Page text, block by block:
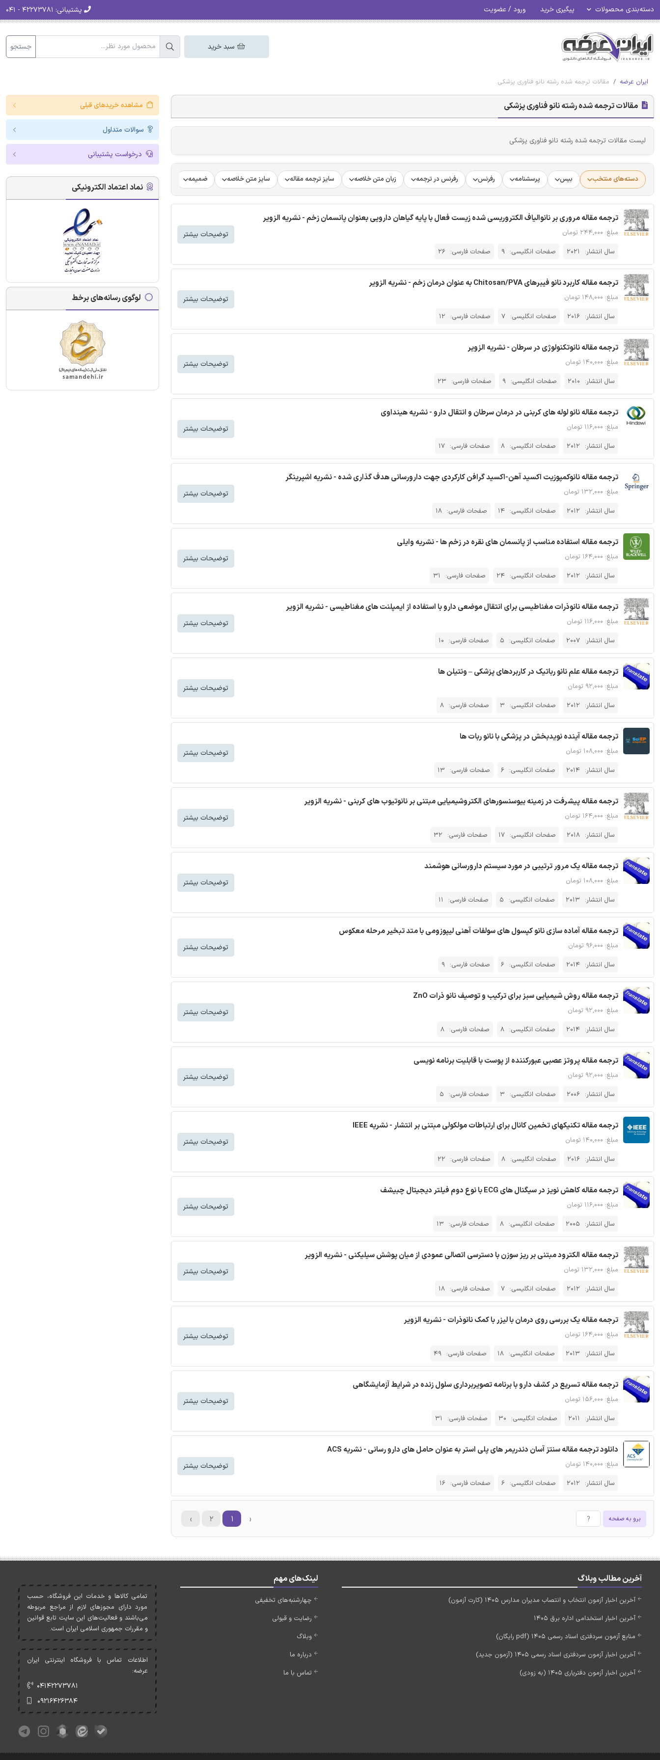
دسته‌بندی محصولات پیگیری خرید ورود / عضویت پشتیبانی:
سبد خرید جستجو
ایران عرضه مقالات ترجمه شده رشته نانو فناوری پزشکی
مقالات ترجمه شده رشته نانو فناوری پزشکی
لیست مقالات ترجمه شده رشته نانو فناوری پزشکی
دسته‌های منتخب بیس پرسشنامه رفرنس رفرنس در ترجمه زبان متن خلاصه سایز ترجمه مقاله سایز متن خلاصه ضمیمه فرضیه فرمت ترجمه مقاله فرمت مقاله انگلیسی
ترجمه مقاله مروری بر نانوالیاف الکتروریسی شده زیست فعال با پایه گیاهان دارویی بعنوان پانسمان زخم - نشریه الزویر
مبلغ: ۲۴۴,۰۰۰ تومان
سال انتشار:
2021 صفحات انگلیسی: 9 صفحات فارسی: 26
توضیحات بیشتر
ترجمه مقاله کاربرد نانو فیبرهای Chitosan/PVA به عنوان درمان زخم - نشریه الزویر
مبلغ: ۱۴۸,۰۰۰ تومان
سال انتشار: 2016 صفحات انگلیسی: 7 صفحات فارسی: 12
توضیحات بیشتر
ترجمه مقاله نانوتکنولوژی در سرطان - نشریه الزویر
مبلغ: ۱۴۰,۰۰۰ تومان
سال انتشار: 2010 صفحات انگلیسی: 9 صفحات فارسی: 23
توضیحات بیشتر
ترجمه مقاله نانو لوله های کربنی در درمان سرطان و انتقال دارو - نشریه هینداوی
مبلغ: ۱۱۶,۰۰۰ تومان
سال انتشار: 2012 صفحات انگلیسی: 8 صفحات فارسی: 17
توضیحات بیشتر
ترجمه مقاله نانوکمپوزیت اکسید آهن-اکسید گرافن کارکردی جهت دارورسانی هدف گذاری شده - نشریه اشپرینگر
مبلغ: ۱۳۲,۰۰۰ تومان
سال انتشار: 2012 صفحات انگلیسی: 14 صفحات فارسی: 18
توضیحات بیشتر
ترجمه مقاله استفاده مناسب از پانسمان های نقره در زخم ها - نشریه وایلی
مبلغ: ۱۶۴,۰۰۰ تومان
سال انتشار: 2012 صفحات انگلیسی: 24 صفحات فارسی: 31
توضیحات بیشتر
ترجمه مقاله نانوذرات مغناطیسی برای انتقال موضعی دارو با استفاده از ایمپلنت های مغناطیسی - نشریه الزویر
مبلغ: ۱۱۶,۰۰۰ تومان
سال انتشار: 2007 صفحات انگلیسی: 5 صفحات فارسی: 10
توضیحات بیشتر
ترجمه مقاله علم نانو رباتیک در کاربردهای پزشکی – ونتیلن ها
مبلغ: ۹۲,۰۰۰ تومان
سال انتشار: 2012 صفحات انگلیسی: 3 صفحات فارسی: 8
توضیحات بیشتر
ترجمه مقاله آینده نویدبخش در پزشکی با نانو ربات ها
مبلغ: ۱۰۸,۰۰۰ تومان
سال انتشار: 2014 صفحات انگلیسی: 6 صفحات فارسی: 13
توضیحات بیشتر
ترجمه مقاله پیشرفت در زمینه بیوسنسورهای الکتروشیمیایی مبتنی بر نانوتیوب های کربنی - نشریه الزویر
مبلغ: ۱۶۴,۰۰۰ تومان
سال انتشار: 2018 صفحات انگلیسی: 17 صفحات فارسی: 32
توضیحات بیشتر
ترجمه مقاله یک مرور ترتیبی در مورد سیستم دارورسانی هوشمند
مبلغ: ۱۰۸,۰۰۰ تومان
سال انتشار: 2013 صفحات انگلیسی: 5 صفحات فارسی: 11
توضیحات بیشتر
ترجمه مقاله آماده سازی نانو کپسول های سولفات آهنی لیپوزومی با متد تبخیر مرحله معکوس
مبلغ: ۹۶,۰۰۰ تومان
سال انتشار: 2014 صفحات انگلیسی: 6 صفحات فارسی: 9
توضیحات بیشتر
ترجمه مقاله روش شیمیایی سبز برای ترکیب و توصیف نانو ذرات ZnO
مبلغ: ۹۲,۰۰۰ تومان
سال انتشار: 2014 صفحات انگلیسی: 8 صفحات فارسی: 8
توضیحات بیشتر
ترجمه مقاله پروتز عصبی عبورکننده از پوست با قابلیت برنامه نویسی
مبلغ: ۹۲,۰۰۰ تومان
سال انتشار: 2006 صفحات انگلیسی: 3 صفحات فارسی: 5
توضیحات بیشتر
ترجمه مقاله تکنیکهای تخمین کانال برای ارتباطات مولکولی مبتنی بر انتشار - نشریه IEEE
مبلغ: ۱۴۰,۰۰۰ تومان
سال انتشار: 2016 صفحات انگلیسی: 8 صفحات فارسی: 22
توضیحات بیشتر
ترجمه مقاله کاهش نویز در سیگنال های ECG با نوع دوم فیلتر دیجیتال چبیشف
مبلغ: ۱۱۶,۰۰۰ تومان
سال انتشار: 2005 صفحات انگلیسی: 8 صفحات فارسی: 13
توضیحات بیشتر
ترجمه مقاله الکترود مبتنی بر ریز سوزن با دسترسی اتصالی عمودی از میان پوشش سیلیکنی - نشریه الزویر
مبلغ: ۱۳۲,۰۰۰ تومان
سال انتشار: 2012 صفحات انگلیسی: 7 صفحات فارسی: 18
توضیحات بیشتر
ترجمه مقاله یک بررسی روی درمان با لیزر با کمک نانوذرات - نشریه الزویر
مبلغ: ۱۶۴,۰۰۰ تومان
سال انتشار: 2013 صفحات انگلیسی: 18 صفحات فارسی: 49
توضیحات بیشتر
ترجمه مقاله تسریع در کشف دارو با برنامه تصویربرداری سلول زنده در شرایط آزمایشگاهی
مبلغ: ۱۵۶,۰۰۰ تومان
سال انتشار:
2011 صفحات انگلیسی: 30 صفحات فارسی: 31
توضیحات بیشتر
دانلود ترجمه مقاله سنتز آسان دندریمر های پلی استر به عنوان حامل های دارو رسانی - نشریه ACS
مبلغ: ۱۴۰,۰۰۰ تومان
سال انتشار: 2012 صفحات انگلیسی: 6 صفحات فارسی: 16
توضیحات بیشتر
برو به صفحه ‹ ۱ ۲ ›
مشاهده خریدهای قبلی
سوالات متداول
درخواست پشتیبانی
نماد اعتماد الکترونیکی
لوگوی رسانه‌های برخط
آخرین مطالب وبلاگ
آخرین اخبار آزمون انتخاب و انتصاب مدیران مدارس 1405 (کارت آزمون)
آخرین اخبار استخدامی اداره برق 1405
منابع آزمون سردفتری اسناد رسمی 1405 (pdf رایگان)
آخرین اخبار آزمون سردفتری اسناد رسمی 1405 (آزمون جدید)
آخرین اخبار آزمون دفتریاری 1405 (به زودی)
لینک‌های مهم
چهارشنبه‌های تخفیفی
رضایت و قبولی
وبلاگ
درباره ما
تماس با ما
تمامی کالاها و خدمات اين فروشگاه، حسب
مورد دارای مجوزهای لازم از مراجع مربوطه
می‌باشند و فعاليت‌های اين سايت تابع قوانين
و مقررات جمهوری اسلامی ايران است.
اطلاعات تماس با فروشگاه اینترنتی ایران
عرضه:
۰۴۱۴۲۲۷۳۷۸۱
۰۹۲۱۶۴۲۶۳۸۴